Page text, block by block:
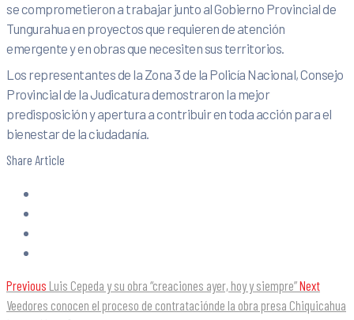
se comprometieron a trabajar junto al Gobierno Provincial de
Tungurahua en proyectos que requieren de atención
emergente y en obras que necesiten sus territorios.
Los representantes de la Zona 3 de la Policía Nacional, Consejo
Provincial de la Judicatura demostraron la mejor
predisposición y apertura a contribuir en toda acción para el
bienestar de la ciudadanía.
Share Article
Previous Luis Cepeda y su obra “creaciones ayer, hoy y siempre”Next
Veedores conocen el proceso de contrataciónde la obra presa Chiquicahua